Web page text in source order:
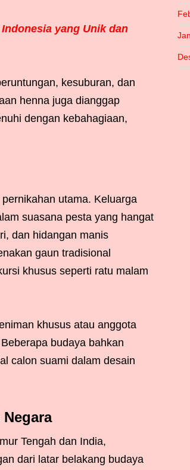
yang Unik dan
kesuburan, dan
henna juga dianggap
dengan kebahagiaan,
utama. Keluarga
suasana pesta yang hangat
dan hidangan manis
gaun tradisional
khusus seperti ratu malam
khusus atau anggota
budaya bahkan
calon suami dalam desain
Tengah dan India,
dari latar belakang budaya